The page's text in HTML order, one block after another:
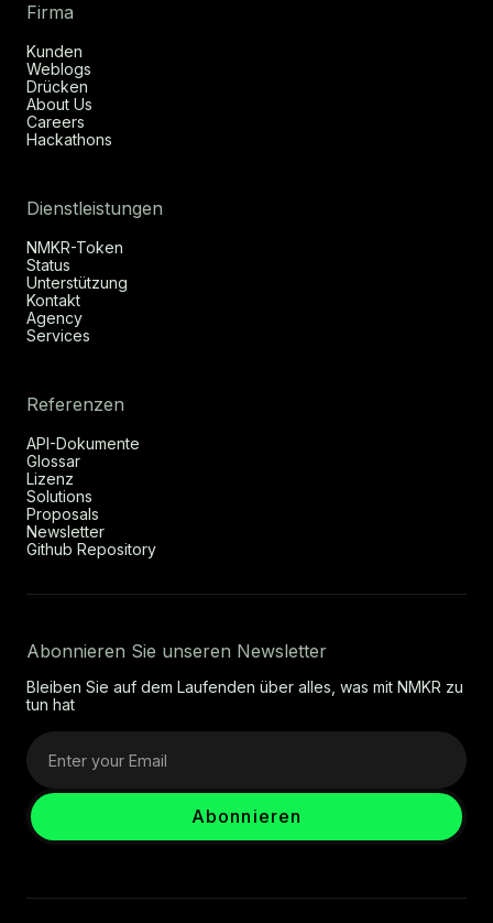
Firma
Kunden
Weblogs
Drücken
About Us
Careers
Hackathons
Dienstleistungen
NMKR-Token
Status
Unterstützung
Kontakt
Agency
Services
Referenzen
API-Dokumente
Glossar
Lizenz
Solutions
Proposals
Newsletter
Github Repository
Abonnieren Sie unseren Newsletter
Bleiben Sie auf dem Laufenden über alles, was mit NMKR zu
tun hat